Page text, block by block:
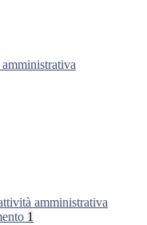
amministrativa
1